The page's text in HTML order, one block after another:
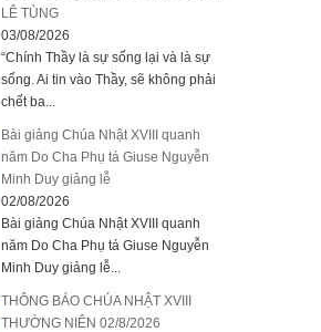
LÊ TÙNG
03/08/2026
“Chính Thầy là sự sống lại và là sự
sống. Ai tin vào Thầy, sẽ không phải
chết ba...
Bài giảng Chúa Nhật XVIII quanh
năm Do Cha Phụ tá Giuse Nguyễn
Minh Duy giảng lễ
02/08/2026
Bài giảng Chúa Nhật XVIII quanh
năm Do Cha Phụ tá Giuse Nguyễn
Minh Duy giảng lễ...
THÔNG BÁO CHÚA NHẬT XVIII
THƯỜNG NIÊN 02/8/2026